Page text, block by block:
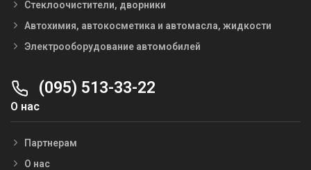
Стеклоочистители, дворники
Автохимия, автокосметика и автомасла, жидкости
Электрооборудование автомобилей
(095) 513-33-22
О нас
Партнерам
О нас